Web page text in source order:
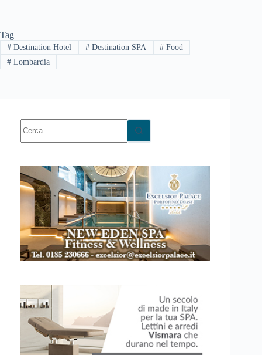
Tag
#Destination Hotel #Destination SPA # Food
#Lombardia
risultato